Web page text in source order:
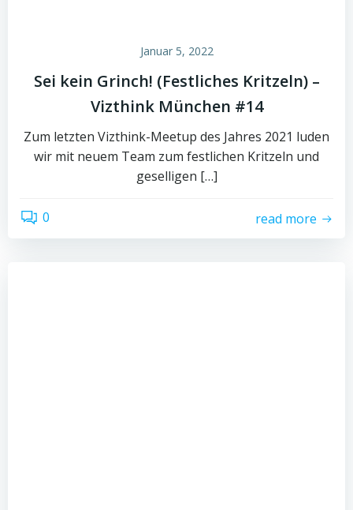
Januar 5, 2022
Sei kein Grinch! (Festliches Kritzeln) –
Vizthink München #14
Zum letzten Vizthink-Meetup des Jahres 2021 luden
wir mit neuem Team zum festlichen Kritzeln und
geselligen […]
0 read more